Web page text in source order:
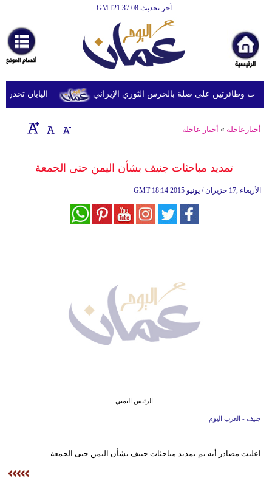
آخر تحديث GMT21:37:08
أخبارعاجلة
رياضة
ثقافة
إقتصاد
وموسيقى
وتكنولوجيا
اليابان تحذر من على صلة بالحرس الثوري الإيراني
أخبارعاجلة » أخبار عاجلة
تمديد مباحثات جنيف بشأن اليمن حتى الجمعة
GMT 18:14 2015 الأربعاء ,17 حزيران / يونيو
الرئيس اليمني
جنيف - العرب اليوم
اعلنت مصادر أنه تم تمديد مباحثات جنيف بشأن اليمن حتى الجمعة